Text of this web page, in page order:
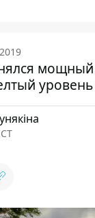
мощный
уровень